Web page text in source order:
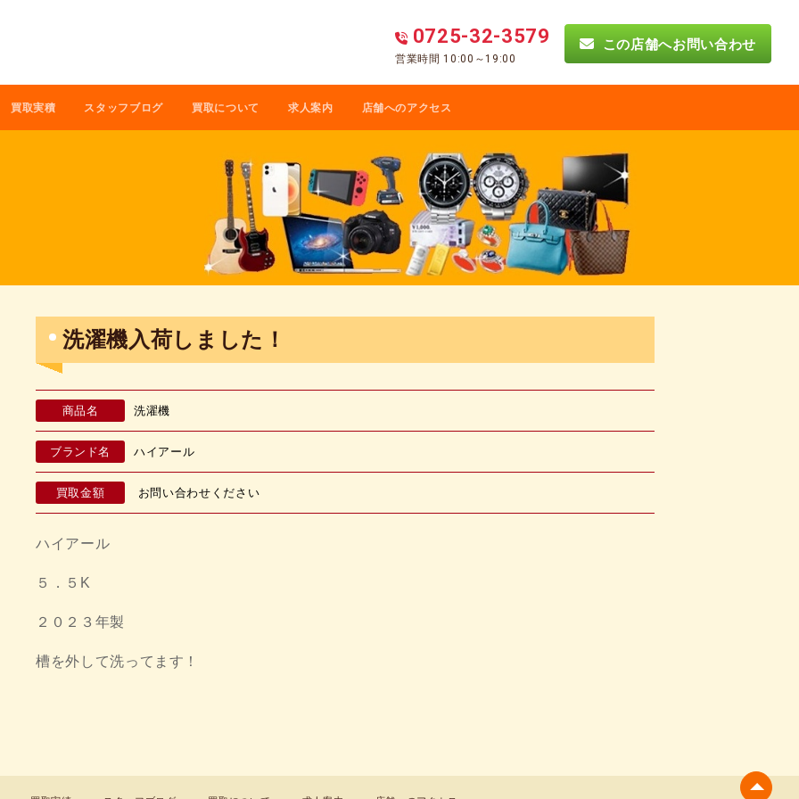
0725-32-3579
営業時間 10:00～19:00
この店舗へお問い合わせ
買取実積 スタッフブログ 買取について 求人案内 店舗へのアクセス
洗濯機入荷しました！
商品名 洗濯機
ブランド名 ハイアール
買取金額 お問い合わせください
ハイアール
５．５K
２０２３年製
槽を外して洗ってます！